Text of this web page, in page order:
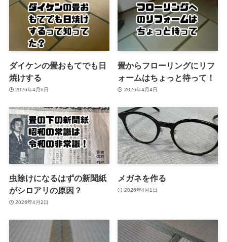
ダイケンの畳おもてでも日
焼けする
2026年4月6日
畳からフローリングにリフ
ォームはちょっと待って！
2026年4月4日
虫除けになるはずの新聞紙
がシロアリの原因？
2026年4月2日
メガネを作る
2026年4月1日